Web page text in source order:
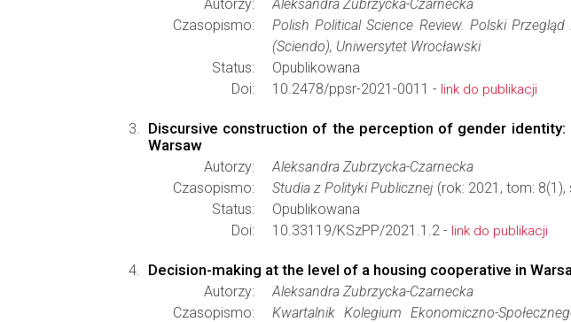
Autorzy:
Aleksandra Zubrzycka-Czarnecka
Czasopismo:
Polish Political Science Review. Polski Przegląd
(Sciendo), Uniwersytet Wrocławski
Status:
Opublikowana
Doi:
10.2478/ppsr-2021-0011 - link do publikacji
Discursive construction of the perception of gender
Warsaw
Autorzy:
Aleksandra Zubrzycka-Czarnecka
Czasopismo:
Studia z Polityki Publicznej (rok: 2021, tom:
Status:
Opublikowana
Doi:
10.33119/KSzPP/2021.1.2 - link do publikacji
Decision-making at the level of a housing cooperative in
Autorzy:
Aleksandra Zubrzycka-Czarnecka
Czasopismo:
Kwartalnik Kolegium Ekonomiczno-